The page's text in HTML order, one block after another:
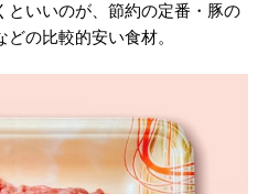
といいのが、節約の定番・豚の
の比較的安い食材。